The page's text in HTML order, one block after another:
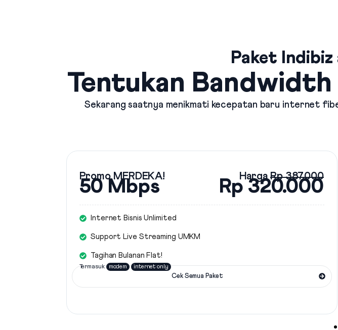
Paket
Tentukan Bandwidth
Sekarang saatnya menikmati kecepatan baru internet
Promo MERDEKA!
50 Mbps
HargaRp 387.000
Rp 320.000
Internet Bisnis Unlimited
Support Live Streaming UMKM
Tagihan Bulanan Flat!
Termasuk modem internet only
Cek Semua Paket